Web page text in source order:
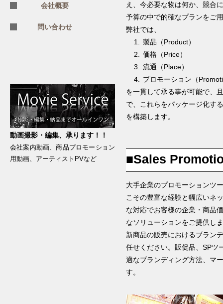
会社概要
問い合わせ
動画撮影・編集、承ります！！
会社案内動画、商品プロモーション
用動画、アーティストPVなど
え、今必要な物は何か、競合
予算の中で的確なプランをご
弊社では、
製品（Product）
価格（Price）
流通（Place）
プロモーション（
を一貫して承る事が可能で、
で、これらをパッケージ化す
を構築します。
■Sales
大手企業のプロモーションツ
こその豊富な経験と幅広いネ
な対応でお客様の企業・商品
なソリューションをご提供し
新商品の販売におけるブラン
任せください。販促品、SPツ
適なブランディング方法、マ
す。